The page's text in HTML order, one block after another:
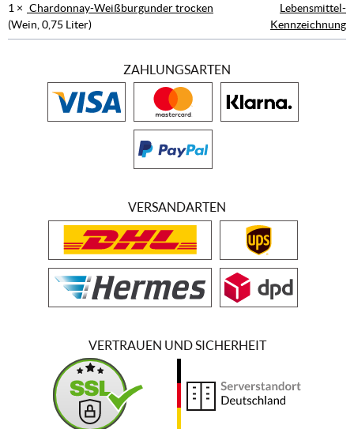
1 × Chardonnay-Weißburgunder trocken
(Wein, 0,75 Liter)
Lebensmittel-
Kennzeichnung
ZAHLUNGSARTEN
VERSANDARTEN
VERTRAUEN UND SICHERHEIT